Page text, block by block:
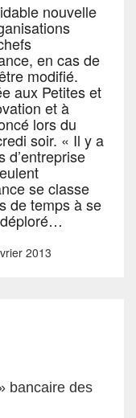
nouvelle
en cas de
modifié.
aux Petites et
et à
lors du
soir. « Il y a
d’entreprise
se classe
de temps à se
déploré…
2013
bancaire des